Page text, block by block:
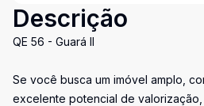
Descrição
QE 56 - Guará II
Se você busca um imóvel amplo,
excelente potencial de